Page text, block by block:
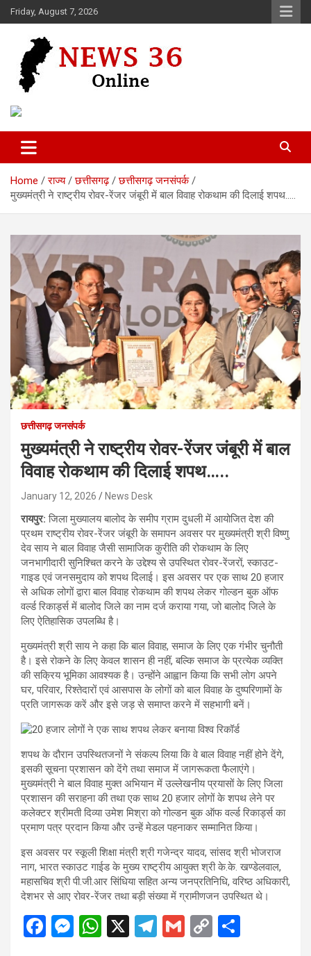
Skip
to
Friday, August 7, 2026
News 36
Home राज्य छत्तीसगढ़
छत्तीसगढ़ जनसंपर्क
मुख्यमंत्री ने राष्ट्रीय रोवर-रेंजर जंबूरी में बाल विवाह रोकथाम की दिलाई शपथ…..
छत्तीसगढ़ जनसंपर्क
मुख्यमंत्री ने राष्ट्रीय रोवर-रेंजर जंबूरी में बाल
विवाह रोकथाम की दिलाई शपथ…..
January 12, 2026 News Desk
रायपुर:जिला मुख्यालय बालोद के समीप ग्राम दुधली में आयोजित देश की
प्रथम राष्ट्रीय रोवर-रेंजर जंबूरी के समापन अवसर पर मुख्यमंत्री श्री विष्णु
देव साय ने बाल विवाह जैसी सामाजिक कुरीति की रोकथाम के लिए
जनभागीदारी सुनिश्चित करने के उद्देश्य से उपस्थित रोवर-रेंजरों, स्काउट-
गाइड एवं जनसमुदाय को शपथ दिलाई। इस अवसर पर एक साथ 20 हजार
से अधिक लोगों द्वारा बाल विवाह रोकथाम की शपथ लेकर गोल्डन बुक ऑफ
वर्ल्ड रिकार्ड्स में बालोद जिले का नाम दर्ज कराया गया, जो बालोद जिले के
लिए ऐतिहासिक उपलब्धि है।
मुख्यमंत्री श्री साय ने कहा कि बाल विवाह, समाज के लिए एक गंभीर चुनौती
है। इसे रोकने के लिए केवल शासन ही नहीं, बल्कि समाज के प्रत्येक व्यक्ति
की सक्रिय भूमिका आवश्यक है। उन्होंने आह्वान किया कि सभी लोग अपने
घर, परिवार, रिश्तेदारों एवं आसपास के लोगों को बाल विवाह के दुष्परिणामों के
प्रति जागरूक करें और इसे जड़ से समाप्त करने में सहभागी बनें।
शपथ के दौरान उपस्थितजनों ने संकल्प लिया कि वे बाल विवाह नहीं होने देंगे,
इसकी सूचना प्रशासन को देंगे तथा समाज में जागरूकता फैलाएंगे।
मुख्यमंत्री ने बाल विवाह मुक्त अभियान में उल्लेखनीय प्रयासों के लिए जिला
प्रशासन की सराहना की तथा एक साथ 20 हजार लोगों के शपथ लेने पर
कलेक्टर श्रीमती दिव्या उमेश मिश्रा को गोल्डन बुक ऑफ वर्ल्ड रिकार्ड्स का
प्रमाण पत्र प्रदान किया और उन्हें मेडल पहनाकर सम्मानित किया।
इस अवसर पर स्कूली शिक्षा मंत्री श्री गजेन्द्र यादव, सांसद श्री भोजराज
नाग, भारत स्काउट गाईड के मुख्य राष्ट्रीय आयुक्त श्री के.के. खण्डेलवाल,
महासचिव श्री पी.जी.आर सिंधिया सहित अन्य जनप्रतिनिधि, वरिष्ठ अधिकारी,
देशभर से आए रोवर-रेंजर तथा बड़ी संख्या में ग्रामीणजन उपस्थित थे।
F
M W X
T
G
C